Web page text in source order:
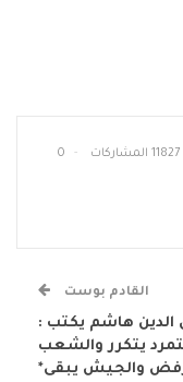
11827 المشاركات 0
القادم بوست
الدين هاشم يكتب :
يتكرر والشعب
والجيش يبقى*